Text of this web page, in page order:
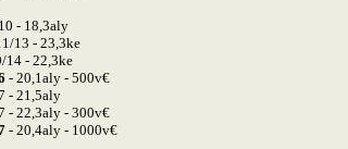
- 18,3aly
13 - 23,3ke
14 - 22,3ke
- 20,1aly - 500v€
- 21,5aly
- 22,3aly - 300v€
- 20,4aly - 1000v€